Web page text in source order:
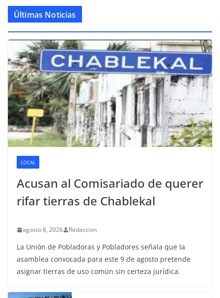
Últimas Noticias
LOCAL
Acusan al Comisariado de querer
rifar tierras de Chablekal
agosto 8, 2026 Redaccion
La Unión de Pobladoras y Pobladores señala que la
asamblea convocada para este 9 de agosto pretende
asignar tierras de uso común sin certeza jurídica.